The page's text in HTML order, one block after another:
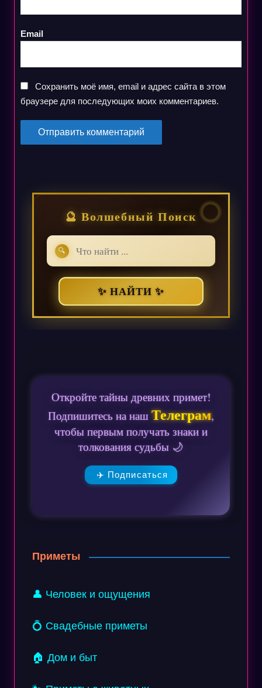
Email
Сохранить моё имя, email и адрес сайта в этом
браузере для последующих моих комментариев.
🔮 Волшебный Поиск
🔍
✨ НАЙТИ ✨
Откройте тайны древних примет!
Подпишитесь на нашТелеграм,
чтобы первым получать знаки и
толкования судьбы 🌙
✈️ Подписаться
Приметы
👤 Человек и ощущения
💍 Свадебные приметы
🏠 Дом и быт